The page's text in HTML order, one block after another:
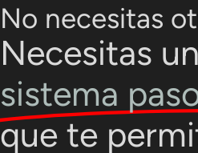
No necesitas
Necesitas un
sistema
que te